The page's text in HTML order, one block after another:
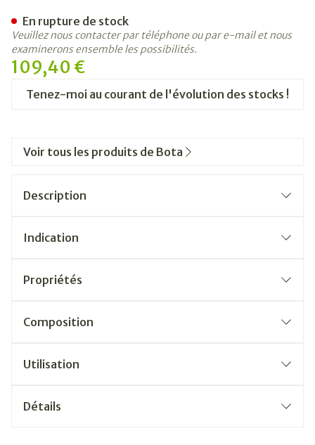
109,40 €
Tenez-moi au courant de l'évolution des stocks !
En rupture de stock
Veuillez nous contacter par téléphone ou par e-mail et nous
examinerons ensemble les possibilités.
Voir tous les produits de Bota
Description
Indication
Propriétés
Composition
Utilisation
Détails